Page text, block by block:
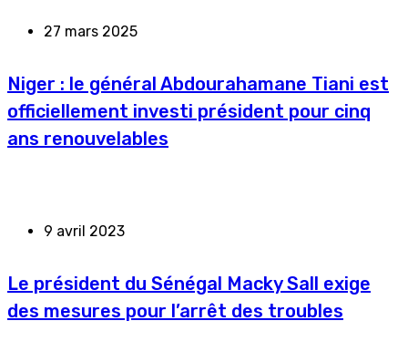
27 mars 2025
Niger : le général Abdourahamane Tiani est
officiellement investi président pour cinq
ans renouvelables
9 avril 2023
Le président du Sénégal Macky Sall exige
des mesures pour l’arrêt des troubles